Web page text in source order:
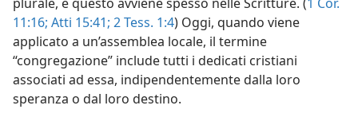
11:16; Atti 15:41; 2 Tess. 1:4) Oggi, quando viene
applicato a un’assemblea locale, il termine
“congregazione” include tutti i dedicati cristiani
associati ad essa, indipendentemente dalla loro
speranza o dal loro destino.